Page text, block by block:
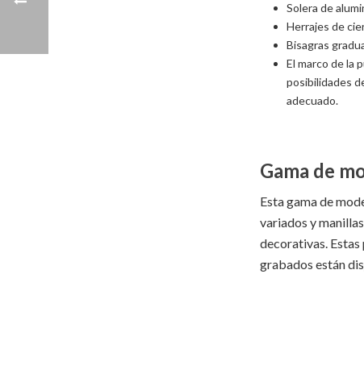
Solera de
Herrajes de
Bisagras
El marco de la
posibilidades
adecuado.
Gama de
Esta gama de
variados y
decorativas. Estas
grabados están